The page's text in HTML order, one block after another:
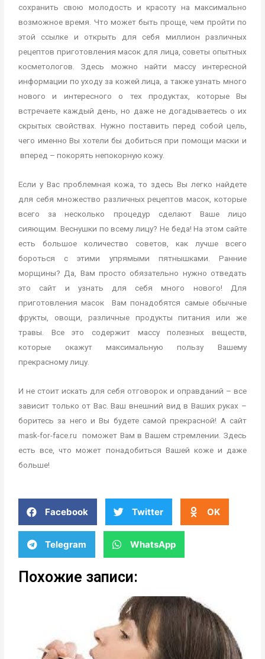
сохранить свою молодость и красоту на максимально
возможное время. Что может быть проще, чем пройти по
этой ссылке и открыть для себя миллион различных
рецептов приготовления масок для лица, советы опытных
косметологов. Здесь можно найти массу интересной
информации по уходу за кожей лица, а также узнать много
нового и интересного о тех продуктах, которые Вы
встречаете каждый день, но даже не догадываетесь о их
скрытых свойствах. Нужно поставить перед собой цель,
чего именно Вы хотели бы добиться при помощи маски и
вперед – покорять непокорную кожу.
Если у Вас проблемная кожа, то здесь Вы легко найдете
для себя множество различных рецептов масок, которые
всего за несколько процедур сделают Ваше лицо
сияющим. Веснушки по всему лицу? Не беда! На этом сайте
есть большое количество советов, как лучше всего
бороться с этими упрямыми пятнышками. Ранние
морщины? Да, Вам просто обязательно нужно отведать
это сайт и узнать для себя много нового! Для
приготовления масок Вам понадобятся самые обычные
фрукты, овощи, различные продукты питания или же
травы. Все это содержит массу полезных веществ,
которые окажут максимальную пользу Вашему
прекрасному лицу.
И не стоит искать для себя отговорок и оправданий – все
зависит только от Вас. Ваш внешний вид в Ваших руках –
боритесь за него и Вы будете самой прекрасной! А сайт
mask-for-face.ru поможет Вам в Вашем стремлении. Здесь
есть все, что может понадобиться Вашей коже и даже
больше!
Facebook Twitter OK
Telegram WhatsApp
Похожие записи: